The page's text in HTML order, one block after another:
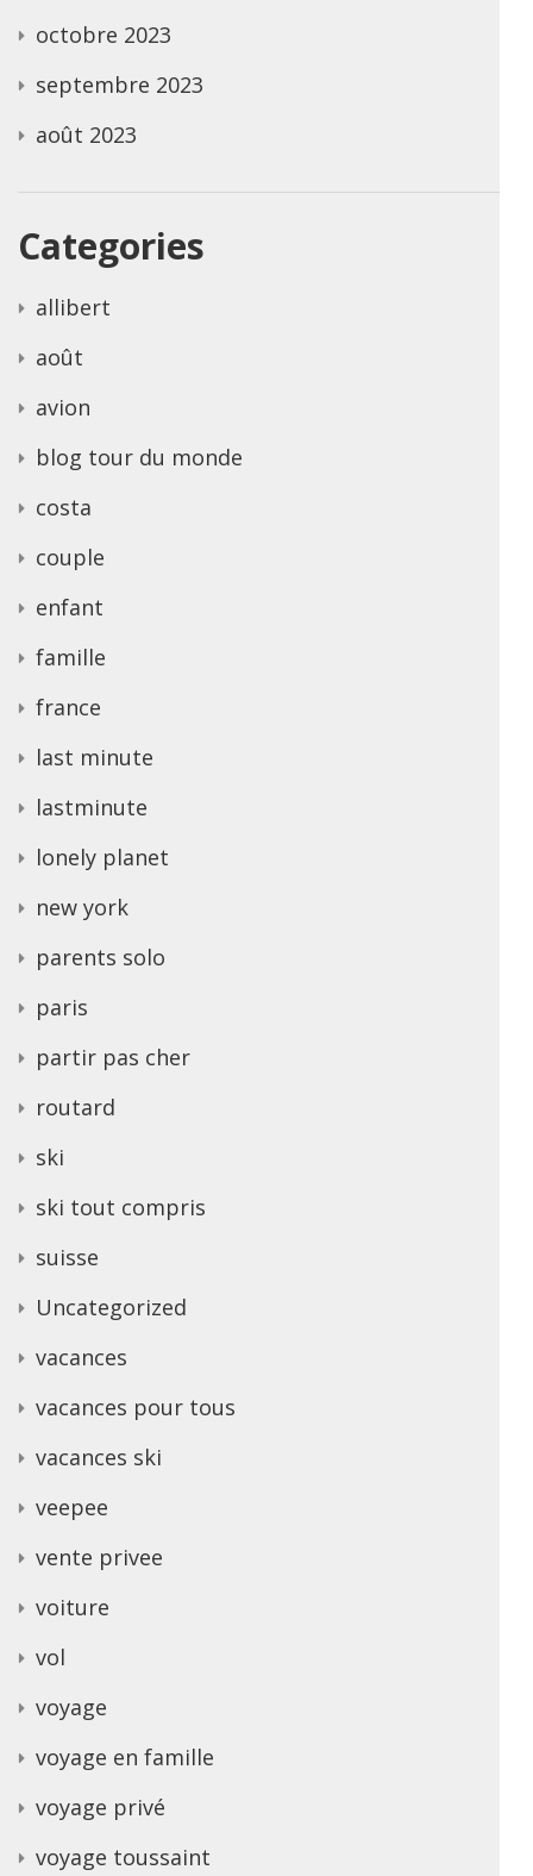
octobre 2023
septembre 2023
août 2023
Categories
allibert
août
avion
blog tour du monde
costa
couple
enfant
famille
france
last minute
lastminute
lonely planet
new york
parents solo
paris
partir pas cher
routard
ski
ski tout compris
suisse
Uncategorized
vacances
vacances pour tous
vacances ski
veepee
vente privee
voiture
vol
voyage
voyage en famille
voyage privé
voyage toussaint